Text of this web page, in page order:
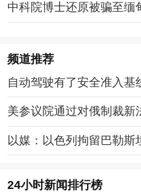
中科院博士还原被骗至缅
实版
频道推荐
自动驾驶有了安全准入基
美参议院通过对俄制裁新
以媒：以色列拘留巴勒斯
24小时新闻排行榜